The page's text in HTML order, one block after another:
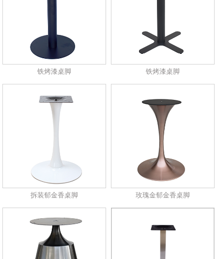
铁烤漆桌脚 铁烤漆桌脚
拆装郁金香桌脚 玫瑰金郁金香桌脚